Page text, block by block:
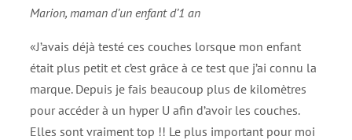
Marion, maman d’un enfant d’1 an
«J’avais déjà testé ces couches lorsque mon enfant
était plus petit et c’est grâce à ce test que j’ai connu la
marque. Depuis je fais beaucoup plus de kilomètres
pour accéder à un hyper U afin d’avoir les couches.
Elles sont vraiment top !! Le plus important pour moi